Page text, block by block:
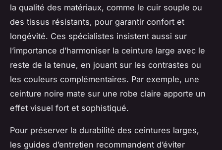
la qualité des matériaux, comme le cuir souple ou
des tissus résistants, pour garantir confort et
longévité. Ces spécialistes insistent aussi sur
l’importance d’harmoniser la ceinture large avec le
reste de la tenue, en jouant sur les contrastes ou
les couleurs complémentaires. Par exemple, une
ceinture noire mate sur une robe claire apporte un
effet visuel fort et sophistiqué.
Pour préserver la durabilité des ceintures larges,
les guides d’entretien recommandent d’éviter